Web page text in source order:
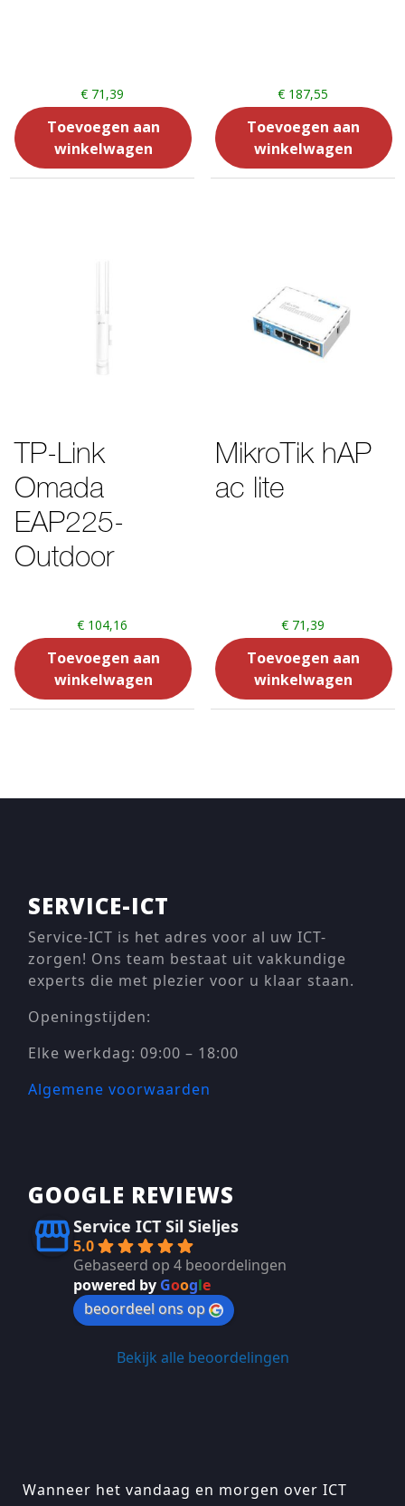
€ 71,39
Toevoegen aan
winkelwagen
€187,55
Toevoegen aan
winkelwagen
TP-Link
Omada
EAP225-
Outdoor
€ 104,16
Toevoegen aan
winkelwagen
MikroTik hAP
ac lite
€71,39
Toevoegen aan
winkelwagen
SERVICE-ICT
Service-ICT is het adres voor al uw ICT-
zorgen! Ons team bestaat uit vakkundige
experts die met plezier voor u klaar staan.
Openingstijden:
Elke werkdag: 09:00 – 18:00
Algemene voorwaarden
GOOGLE REVIEWS
Service ICT Sil Sieljes
5.0
Gebaseerd op 4 beoordelingen
powered by Google
beoordeel ons op
Bekijk alle beoordelingen
Wanneer het vandaag en morgen over ICT